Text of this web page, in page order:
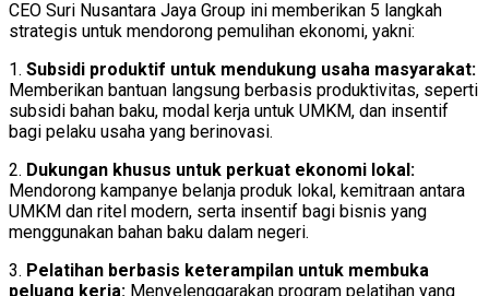
CEO Suri Nusantara Jaya Group ini memberikan 5 langkah
strategis untuk mendorong pemulihan ekonomi, yakni:
1. Subsidi produktif untuk mendukung usaha masyarakat:
Memberikan bantuan langsung berbasis produktivitas, seperti
subsidi bahan baku, modal kerja untuk UMKM, dan insentif
bagi pelaku usaha yang berinovasi.
2. Dukungan khusus untuk perkuat ekonomi lokal:
Mendorong kampanye belanja produk lokal, kemitraan antara
UMKM dan ritel modern, serta insentif bagi bisnis yang
menggunakan bahan baku dalam negeri.
3. Pelatihan berbasis keterampilan untuk membuka
peluang kerja: Menyelenggarakan program pelatihan yang